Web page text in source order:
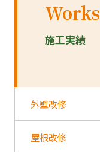
Works
施工実績
外壁改修
屋根改修